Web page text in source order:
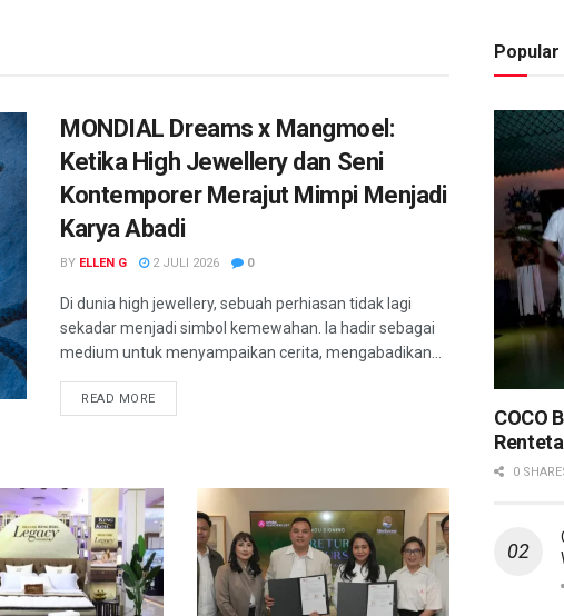
MONDIAL Dreams x Mangmoel:
Ketika High Jewellery dan Seni
Kontemporer Merajut Mimpi Menjadi
Karya Abadi
BY ELLEN G 2 JULI 2026 0
Di dunia high jewellery, sebuah perhiasan tidak lagi
sekadar menjadi simbol kemewahan. Ia hadir sebagai
medium untuk menyampaikan cerita, mengabadikan...
READ MORE
COCO
0